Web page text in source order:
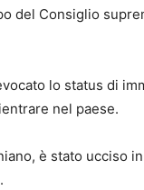
del Consiglio
lo status di
nel paese.
è stato ucciso